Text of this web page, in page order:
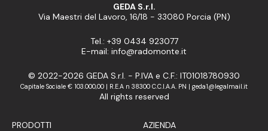
GEDA S.r.l.
Via Maestri del Lavoro, 16/18 - 33080 Porcia (PN)
Tel.: +39 0434 923077
E-mail: info@radomonte.it
© 2022-2026 GEDA S.r.l. - P.IVA e C.F.: IT01018780930
Capitale Sociale € 103.000,00 | R.E.A n 38300 C.C.I.A.A. PN | geda1@legalmail.it
All rights reserved
PRODOTTI AZIENDA